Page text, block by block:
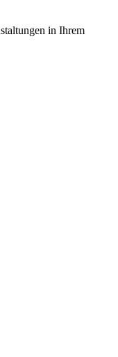
in Ihrem